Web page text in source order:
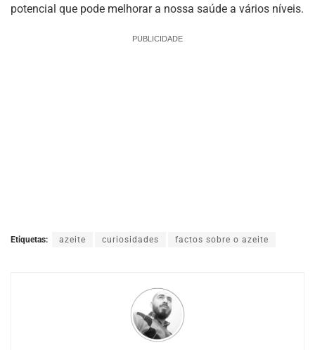
potencial que pode melhorar a nossa saúde a vários níveis.
PUBLICIDADE
Etiquetas: azeite curiosidades factos sobre o azeite